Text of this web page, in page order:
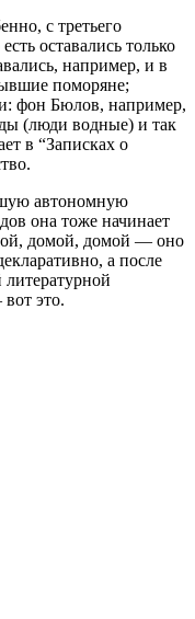
с третьего
оставались только
например, и в
поморяне;
фон Бюлов, например,
(люди водные) и так
в “Записках о
автономную
она тоже начинает
домой, домой — оно
а после
это.